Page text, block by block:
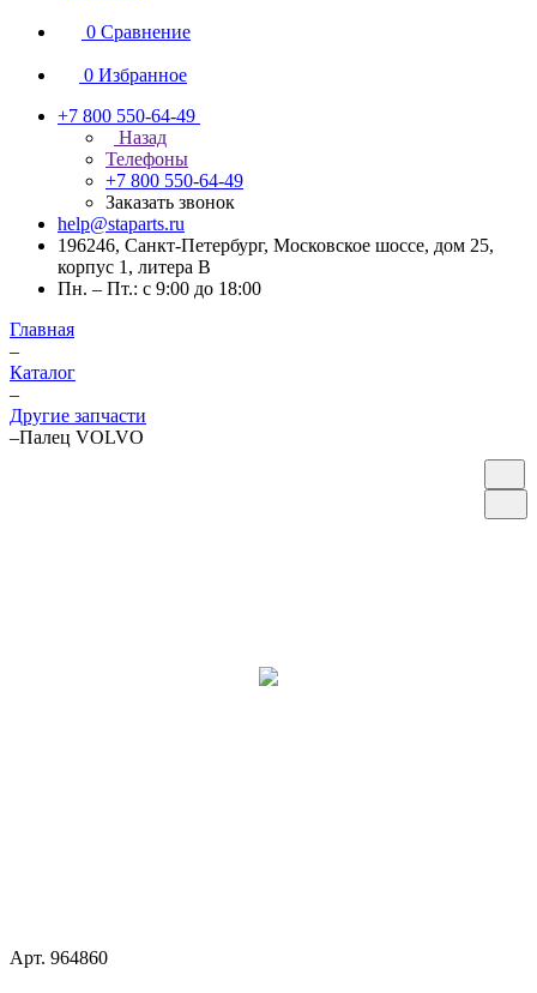
0 Сравнение
0 Избранное
+7 800 550-64-49
Назад
Телефоны
+7 800 550-64-49
Заказать звонок
help@staparts.ru
196246, Санкт-Петербург, Московское шоссе, дом 25,
корпус 1, литера В
Пн. – Пт.: с 9:00 до 18:00
Главная
–
Каталог
–
Другие запчасти
–Палец VOLVO
Арт. 964860